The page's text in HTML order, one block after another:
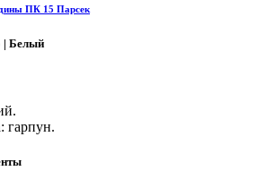
ПК 15 Парсек
| Белый
гарпун.